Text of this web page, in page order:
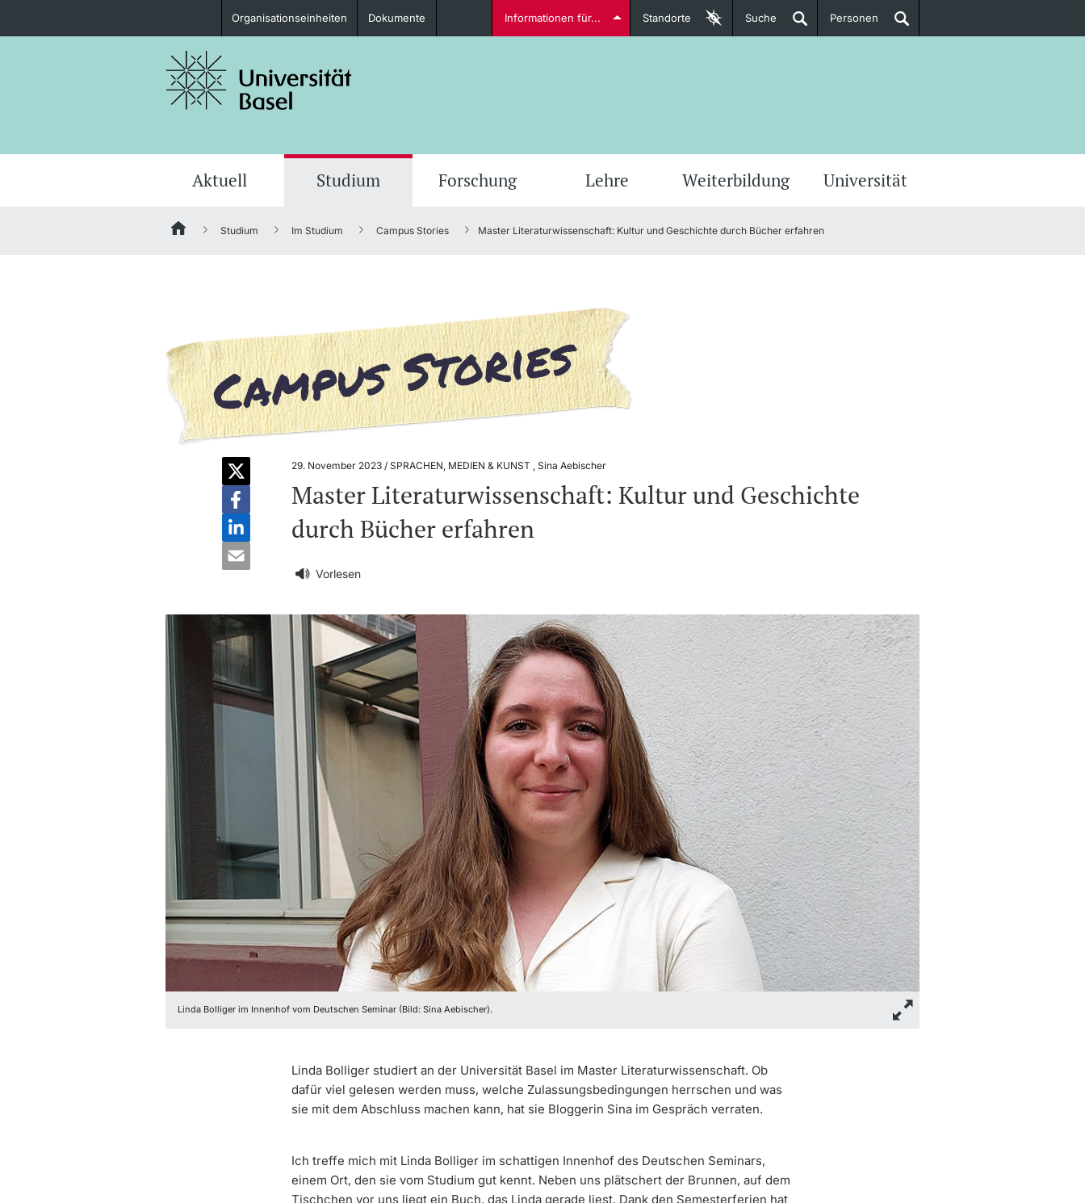
Studieninteressierte
Fördernde & Alumni
weitere Informationen
Dozierende
weitere Informationen
Organisationseinheiten Dokumente Informationen für... Standorte Suche Personen
Aktuell Studium Forschung Lehre Weiterbildung Universität
Studium Im Studium Campus Stories Master Literaturwissenschaft: Kultur und Geschichte durch Bücher erfahren
Vorlesen
29. November 2023 / SPRACHEN, MEDIEN & KUNST , Sina Aebischer
Master Literaturwissenschaft: Kultur und Geschichte
durch Bücher erfahren
Linda Bolliger im Innenhof vom Deutschen Seminar (Bild: Sina Aebischer).
Linda Bolliger studiert an der Universität Basel im Master Literaturwissenschaft. Ob
dafür viel gelesen werden muss, welche Zulassungsbedingungen herrschen und was
sie mit dem Abschluss machen kann, hat sie Bloggerin Sina im Gespräch verraten.
Ich treffe mich mit Linda Bolliger im schattigen Innenhof des Deutschen Seminars,
einem Ort, den sie vom Studium gut kennt. Neben uns plätschert der Brunnen, auf dem
Tischchen vor uns liegt ein Buch, das Linda gerade liest. Dank den Semesterferien hat